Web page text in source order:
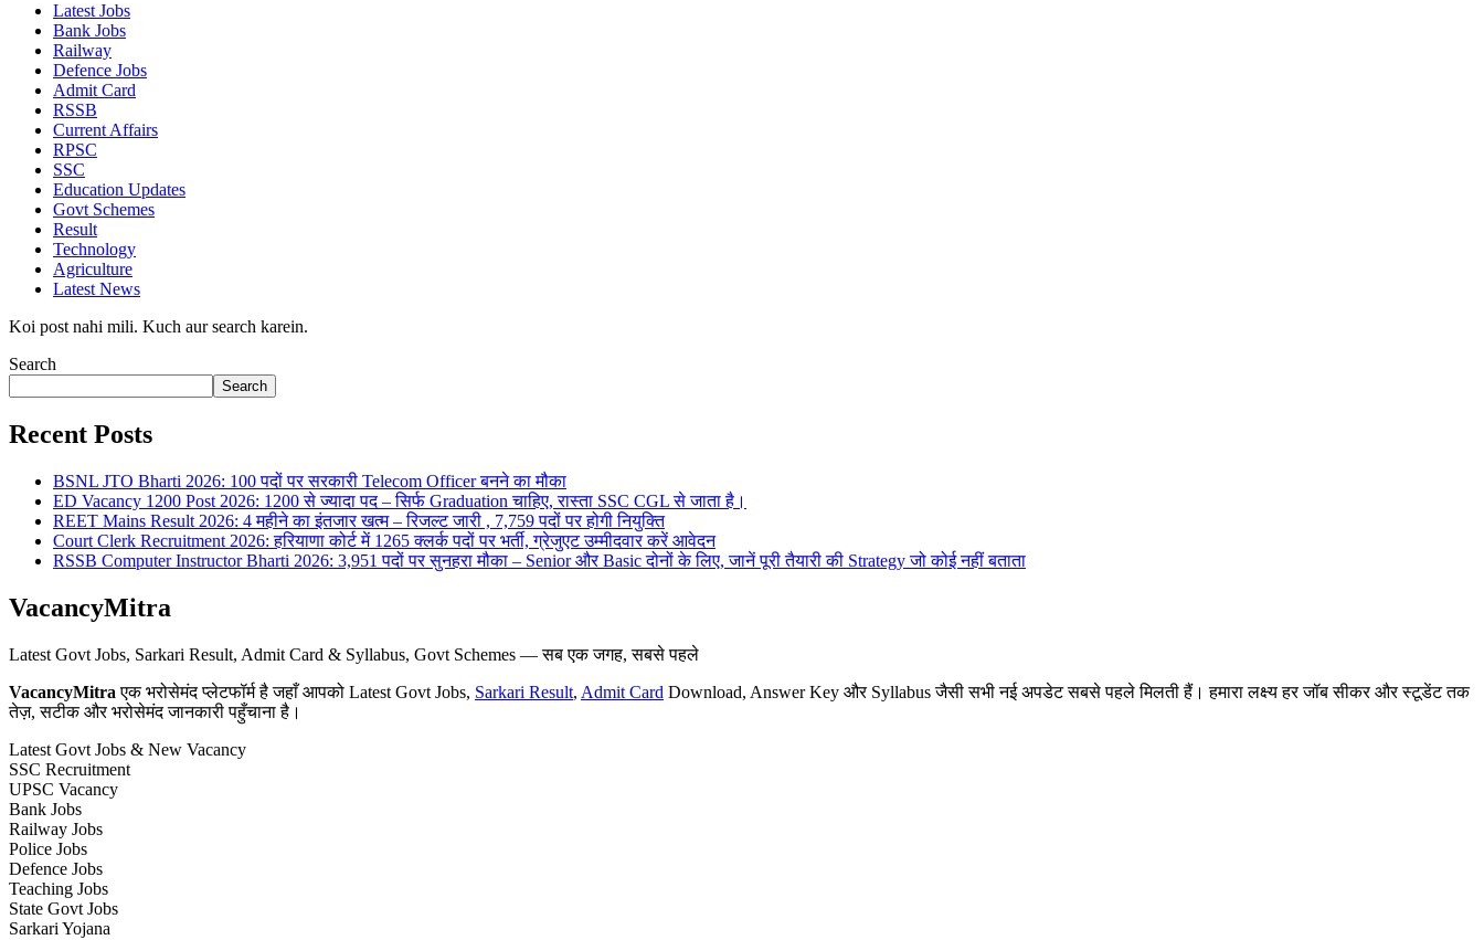
Latest Jobs
Bank Jobs
Railway
Defence Jobs
Admit Card
RSSB
Current Affairs
RPSC
SSC
Education Updates
Govt Schemes
Result
Technology
Agriculture
Latest News
Koi post nahi mili. Kuch aur search karein.
Search
Search
Recent Posts
BSNL JTO Bharti 2026: 100 पदों पर सरकारी Telecom Officer बनने का मौका
ED Vacancy 1200 Post 2026: 1200 से ज्यादा पद – सिर्फ Graduation चाहिए, रास्ता SSC CGL से जाता है।
REET Mains Result 2026: 4 महीने का इंतजार खत्म – रिजल्ट जारी , 7,759 पदों पर होगी नियुक्ति
Court Clerk Recruitment 2026: हरियाणा कोर्ट में 1265 क्लर्क पदों पर भर्ती, ग्रेजुएट उम्मीदवार करें आवेदन
RSSB Computer Instructor Bharti 2026: 3,951 पदों पर सुनहरा मौका – Senior और Basic दोनों के लिए, जानें पूरी तैयारी की Strategy जो कोई नहीं बताता
VacancyMitra
Latest Govt Jobs, Sarkari Result, Admit Card & Syllabus, Govt Schemes — सब एक जगह, सबसे पहले
VacancyMitra एक भरोसेमंद प्लेटफॉर्म है जहाँ आपको Latest Govt Jobs, Sarkari Result, Admit Card Download, Answer Key और Syllabus जैसी सभी नई अपडेट सबसे पहले मिलती हैं। हमारा लक्ष्य हर जॉब सीकर और स्टूडेंट तक
तेज़, सटीक और भरोसेमंद जानकारी पहुँचाना है।
Latest Govt Jobs & New Vacancy
SSC Recruitment
UPSC Vacancy
Bank Jobs
Railway Jobs
Police Jobs
Defence Jobs
Teaching Jobs
State Govt Jobs
Sarkari Yojana